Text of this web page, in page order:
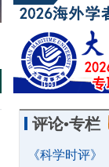
评论•专栏
《科学时评》